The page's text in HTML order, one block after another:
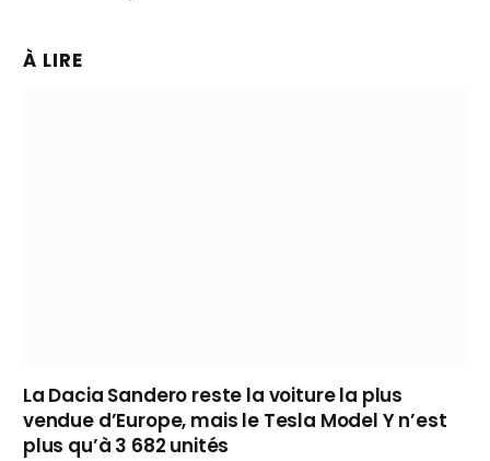
À LIRE
La Dacia Sandero reste la voiture la plus
vendue d’Europe, mais le Tesla Model Y n’est
plus qu’à 3 682 unités